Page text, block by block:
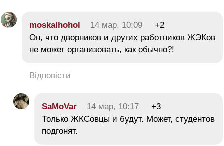
moskalhohol 14 мар, 10:09
+2
Он, что дворников и других работников ЖЭКов
не может организовать, как обычно?!
Відповісти
SaMoVar 14 мар, 10:17
+3
Только ЖКСовцы и будут. Может, студентов
подгонят.